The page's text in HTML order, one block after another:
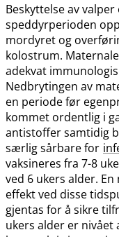
Beskyttelse av
speddyrperioden
mordyret og
kolostrum.
adekvat
Nedbrytingen av
en periode før
kommet ordentlig i
antistoffer samtidig
særlig sårbare for
vaksineres fra 7-8
ved 6 ukers alder.
effekt ved disse
gjentas for å sikre
ukers alder er